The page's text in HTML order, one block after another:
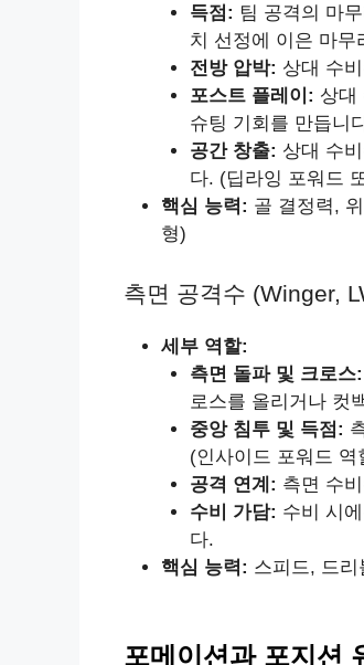
득점: 팀 공격의 마
치 선정에 이은 마무
전방 압박: 상대 수
포스트 플레이: 상대
슈팅 기회를 만듭니
공간 창출: 상대 수
다. (딥라잉 포워드
핵심 능력: 골 결정력,
형)
측면 공격수 (Winger,
세부 역할:
측면 돌파 및 크로스:
로스를 올리거나 컷
중앙 침투 및 득점:
(인사이드 포워드 역
공격 연계: 측면 수
수비 가담: 수비 시
다.
핵심 능력: 스피드, 드
포메이션과 포지션